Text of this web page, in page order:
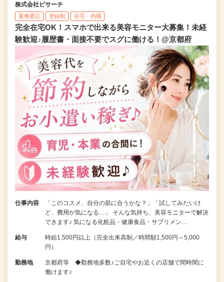
株式会社ビサーチ
業務委託 登録制 在宅・内職
完全在宅OK！スマホで出来る美容モニター大募集！未経
験歓迎♪履歴書・面接不要でスグに働ける！@京都府
仕事内容
「このコスメ、自分の肌に合うかな？」「試してみたいけ
ど、費用が気になる…」 そんな気持ち、美容モニターで解決
できます♪ 気になる化粧品・健康食品・サプリメン…
給与
時給1,500円以上（完全出来高制／時間額1,500円～5,000
円）
勤務地
京都府等 ◆勤務地多数♪ご自宅やお近くの店舗で間時間に
働けます♪